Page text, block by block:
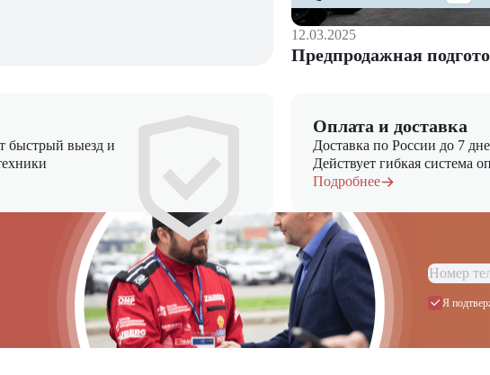
12.03.2025
Предпродажная
быстрый выезд и
Оплата и доставка
Доставка по России до 7
Действует гибкая система
Подробнее
Я